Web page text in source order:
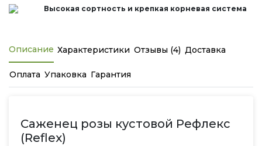
Высокая сортность и крепкая корневая система
Описание Характеристики Отзывы (4) Доставка
Оплата Упаковка Гарантия
Саженец розы кустовой Рефлекс
(Reflex)